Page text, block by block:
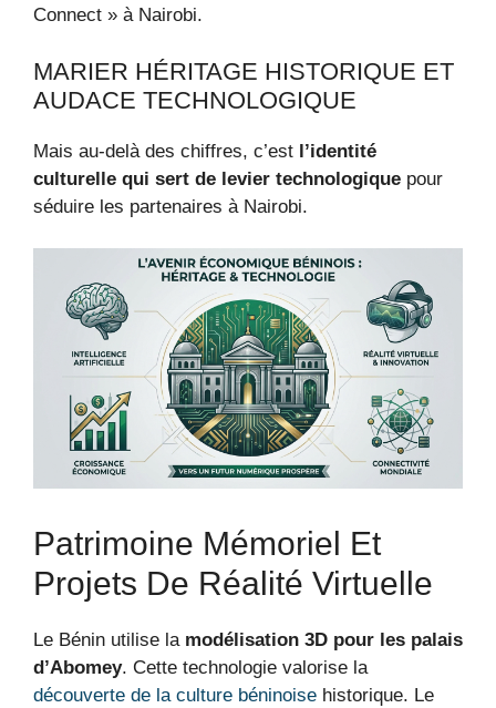
Connect » à Nairobi.
MARIER HÉRITAGE HISTORIQUE ET
AUDACE TECHNOLOGIQUE
Mais au-delà des chiffres, c’est l’identité
culturelle qui sert de levier technologique pour
séduire les partenaires à Nairobi.
Patrimoine Mémoriel Et
Projets De Réalité Virtuelle
Le Bénin utilise la modélisation 3D pour les palais
d’Abomey. Cette technologie valorise la
découverte de la culture béninoise historique. Le